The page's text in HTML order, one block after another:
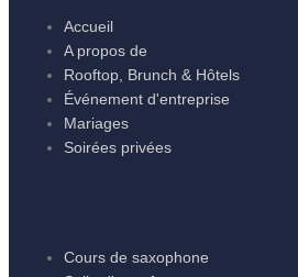
Accueil
A propos de
Rooftop, Brunch & Hôtels
Événement d'entreprise
Mariages
Soirées privées
Cours de saxophone